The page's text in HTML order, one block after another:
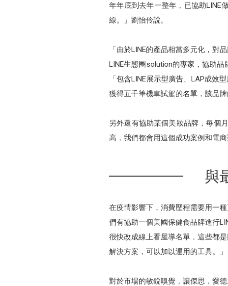
年年底到去年一整年，已協助LINE
線。」劉怡伶說。
「由於LINE的產品相當多元化，
LINE生態圈solution的專家，協助品
「包含LINE展示型廣告、LAP成效
獲得五千筆機車試駕的名單，該品
另外還有協助某個美妝品牌，每個
高，我們都會用這個成功案例和電
與
在疫情影響下，消費歷程需要用一
們有協助一個美國保健食品牌進行
很快改成線上看屋導名單，這些都
解決方案，可以加以運用的工具。」
對於市場的敏銳嗅覺，讓傑思．愛